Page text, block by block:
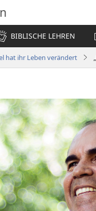
BIBLISCHE LEHREN
hat ihr Leben verändert